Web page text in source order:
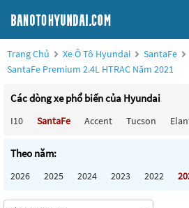
Trang Chủ Xe Ô Tô Hyundai SantaFe
SantaFe Premium 2.4L HTRAC Năm 2021
Các dòng xe phổ biến của Hyundai
I10 SantaFe Accent Tucson
Theo năm:
2026 2025 2024 2023 2022